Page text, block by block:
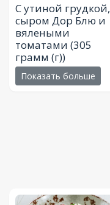
С утиной грудкой,
сыром Дор Блю и
вялеными
томатами (305
грамм (г))
Показать больше